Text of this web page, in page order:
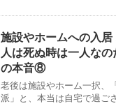
施設やホームへの入
人は死ぬ時は一人な
の本音⑧
老後は施設やホーム一択、
派」と、本当は自宅で過ご